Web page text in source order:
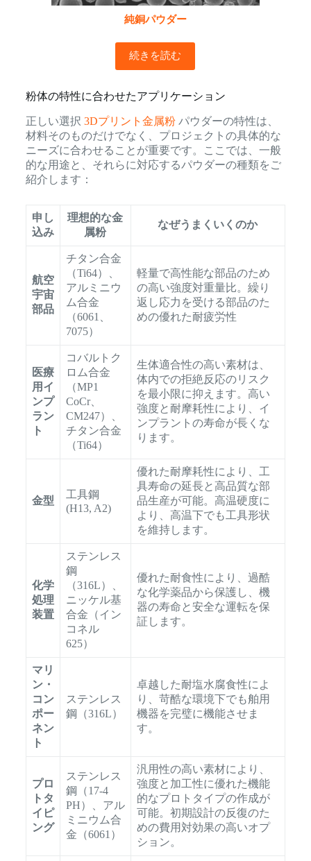
純銅パウダー
続きを読む
粉体の特性に合わせたアプリケーション
正しい選択 3Dプリント金属粉パウダーの特性は、
材料そのものだけでなく、プロジェクトの具体的な
ニーズに合わせることが重要です。ここでは、一般
的な用途と、それらに対応するパウダーの種類をご
紹介します：
申し
込み
理想的な金
属粉
なぜうまくいくのか
航空
宇宙
部品
チタン合金
（Ti64）、
アルミニウ
ム合金
（6061、
7075）
軽量で高性能な部品のため
の高い強度対重量比。繰り
返し応力を受ける部品のた
めの優れた耐疲労性
医療
用イ
ンプ
ラン
ト
コバルトク
ロム合金
（MP1
CoCr、
CM247）、
チタン合金
（Ti64）
生体適合性の高い素材は、
体内での拒絶反応のリスク
を最小限に抑えます。高い
強度と耐摩耗性により、イ
ンプラントの寿命が長くな
ります。
金型
工具鋼
(H13, A2)
優れた耐摩耗性により、工
具寿命の延長と高品質な部
品生産が可能。高温硬度に
より、高温下でも工具形状
を維持します。
化学
処理
装置
ステンレス
鋼
（316L）、
ニッケル基
合金（イン
コネル
625）
優れた耐食性により、過酷
な化学薬品から保護し、機
器の寿命と安全な運転を保
証します。
マリ
ン・
コン
ポー
ネン
ト
ステンレス
鋼（316L）
卓越した耐塩水腐食性によ
り、苛酷な環境下でも舶用
機器を完璧に機能させま
す。
プロ
トタ
イピ
ング
ステンレス
鋼（17-4
PH）、アル
ミニウム合
金（6061）
汎用性の高い素材により、
強度と加工性に優れた機能
的なプロトタイプの作成が
可能。初期設計の反復のた
めの費用対効果の高いオプ
ション。